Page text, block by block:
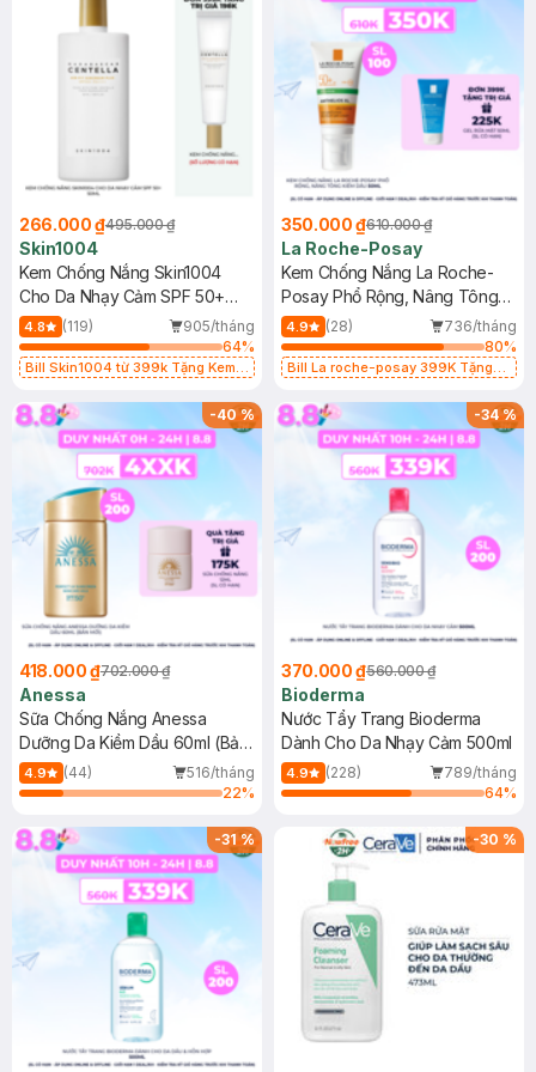
266.000 ₫495.000 ₫
Skin1004
Kem Chống Nắng Skin1004
Cho Da Nhạy Cảm SPF 50+
50ml
4.8 (119)
905/tháng
64%
Bill Skin1004 từ 399k Tặng Kem
SPF 50+ 20ml (SL Có Hạn)
350.000 ₫610.000 ₫
La Roche-Posay
Kem Chống Nắng La Roche-
Posay Phổ Rộng, Nâng Tông
Kiềm Dầu 50ml
4.9 (28)
736/tháng
80%
Bill La roche-posay 399K Tặng
(SL có hạn)
-40%
418.000 ₫702.000 ₫
Anessa
Sữa Chống Nắng Anessa
Dưỡng Da Kiềm Dầu 60ml (Bản
Mới)
4.9 (44)
516/tháng
22%
-34%
370.000 ₫560.000 ₫
Bioderma
Nước Tẩy Trang Bioderma
Dành Cho Da Nhạy Cảm 500ml
4.9 (228)
789/tháng
64%
-31% -30 %